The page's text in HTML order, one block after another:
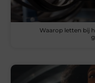
Waarop letten bij